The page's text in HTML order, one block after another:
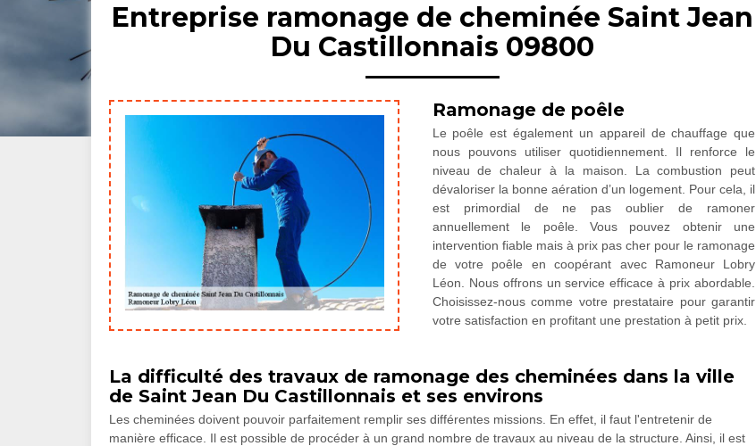
Entreprise ramonage de cheminée Saint Jean
Du Castillonnais 09800
Ramonage de poêle
Le poêle est également un appareil de chauffage que
nous pouvons utiliser quotidiennement. Il renforce le
niveau de chaleur à la maison. La combustion peut
dévaloriser la bonne aération d’un logement. Pour cela, il
est primordial de ne pas oublier de ramoner
annuellement le poêle. Vous pouvez obtenir une
intervention fiable mais à prix pas cher pour le ramonage
de votre poêle en coopérant avec Ramoneur Lobry
Léon. Nous offrons un service efficace à prix abordable.
Choisissez-nous comme votre prestataire pour garantir
votre satisfaction en profitant une prestation à petit prix.
La difficulté des travaux de ramonage des cheminées dans la ville
de Saint Jean Du Castillonnais et ses environs
Les cheminées doivent pouvoir parfaitement remplir ses différentes missions. En effet, il faut l'entretenir de
manière efficace. Il est possible de procéder à un grand nombre de travaux au niveau de la structure. Ainsi, il est